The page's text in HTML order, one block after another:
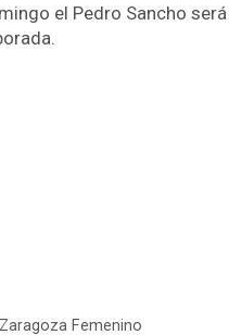
el Pedro Sancho
Zaragoza Femenino